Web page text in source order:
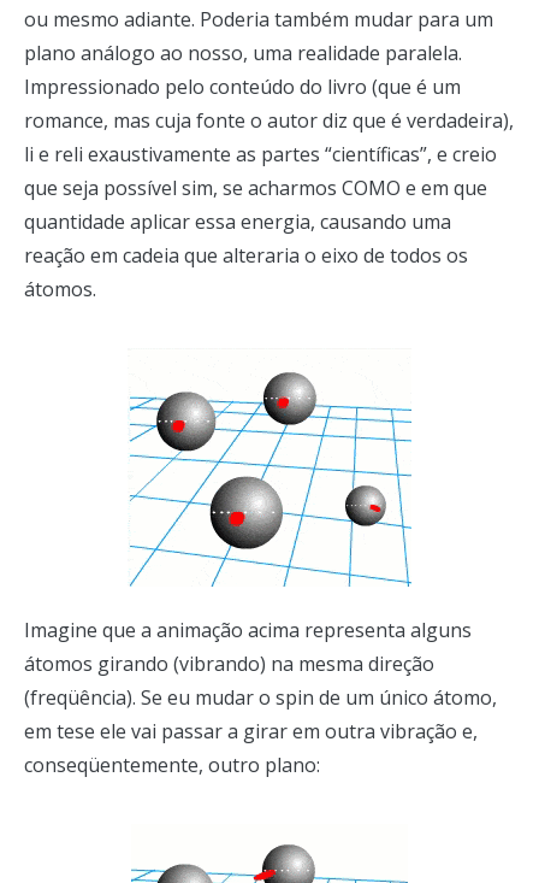
ou mesmo adiante. Poderia também mudar para um
plano análogo ao nosso, uma realidade paralela.
Impressionado pelo conteúdo do livro (que é um
romance, mas cuja fonte o autor diz que é verdadeira),
li e reli exaustivamente as partes “científicas”, e creio
que seja possível sim, se acharmos COMO e em que
quantidade aplicar essa energia, causando uma
reação em cadeia que alteraria o eixo de todos os
átomos.
Imagine que a animação acima representa alguns
átomos girando (vibrando) na mesma direção
(freqüência). Se eu mudar o spin de um único átomo,
em tese ele vai passar a girar em outra vibração e,
conseqüentemente, outro plano: